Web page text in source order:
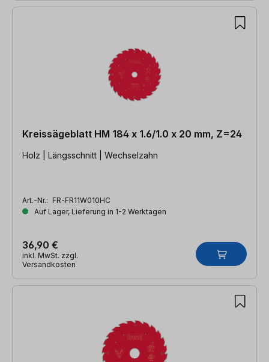
Kreissägeblatt HM 184 x 1.6/1.0 x 20 mm, Z=24
Holz | Längsschnitt | Wechselzahn
Art.-Nr.: FR-FR11W010HC
Auf Lager, Lieferung in 1-2 Werktagen
36,90 €
inkl. MwSt. zzgl.
Versandkosten